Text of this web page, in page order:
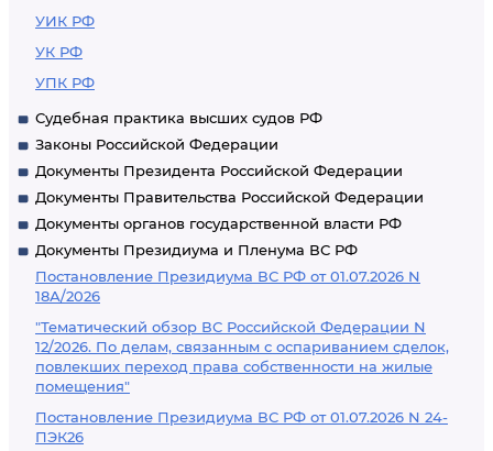
УИК РФ
УК РФ
УПК РФ
Судебная практика высших судов РФ
Законы Российской Федерации
Документы Президента Российской Федерации
Документы Правительства Российской Федерации
Документы органов государственной власти РФ
Документы Президиума и Пленума ВС РФ
Постановление Президиума ВС РФ от 01.07.2026 N
18А/2026
"Тематический обзор ВС Российской Федерации N
12/2026. По делам, связанным с оспариванием сделок,
повлекших переход права собственности на жилые
помещения"
Постановление Президиума ВС РФ от 01.07.2026 N 24-
ПЭК26